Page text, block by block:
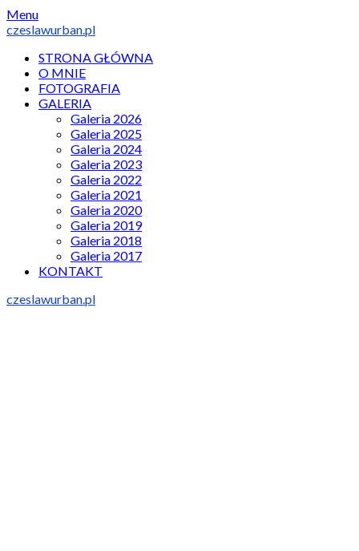
Skip
to
Menu
czeslawurban.pl
STRONA GŁÓWNA
O MNIE
FOTOGRAFIA
GALERIA
Galeria 2026
Galeria 2025
Galeria 2024
Galeria 2023
Galeria 2022
Galeria 2021
Galeria 2020
Galeria 2019
Galeria 2018
Galeria 2017
KONTAKT
czeslawurban.pl